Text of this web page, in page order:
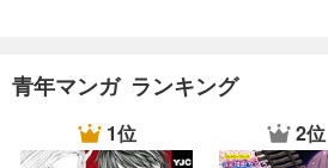
青年マンガ ランキング
1位 2位